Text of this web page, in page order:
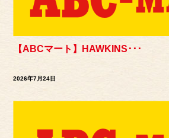
【ABCマート】HAWKINS･･･
2026年7月24日